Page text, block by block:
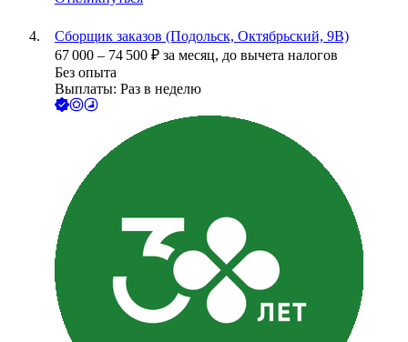
Сборщик заказов (Подольск, Октябрьский, 9В)
67 000 – 74 500 ₽ за месяц, до вычета налогов
Без опыта
Выплаты: Раз в неделю